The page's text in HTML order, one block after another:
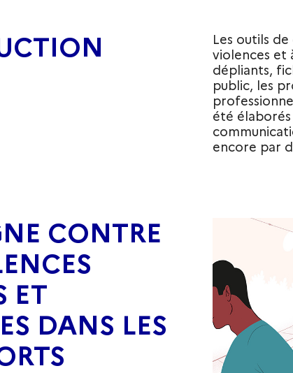
Les outils
violences et
dépliants,
public, les
été
encore par
CONTRE
ET
DANS LES